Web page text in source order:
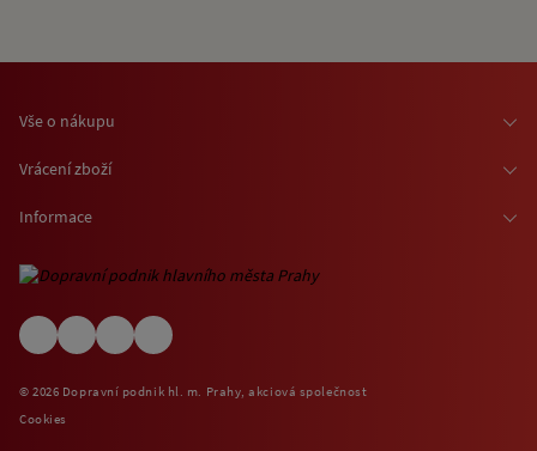
Vše o nákupu
Osobní odběr zboží
O nákupu jízdenek a vstupenek
(EN) Shipping abroad
Vrácení zboží
Informace
Informace o využívání cookies
© 2026 Dopravní podnik hl. m. Prahy, akciová společnost
Cookies